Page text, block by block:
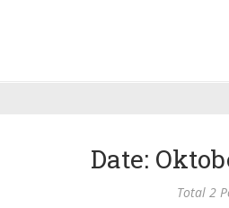
Date:
Total 2